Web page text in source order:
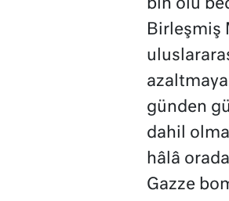
bin ölü
Birleşmiş
günden
dahil
hâlâ
Gazze